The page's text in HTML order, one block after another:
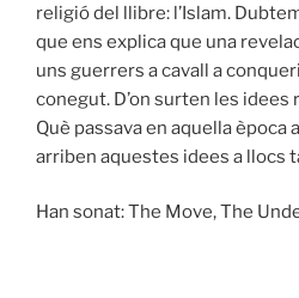
religió del llibre: l’Islam.
que ens explica que una
uns guerrers a cavall a
conegut. D’on surten les idees
Què passava en aquella època
arriben aquestes idees a llocs
Han sonat: The Move, The